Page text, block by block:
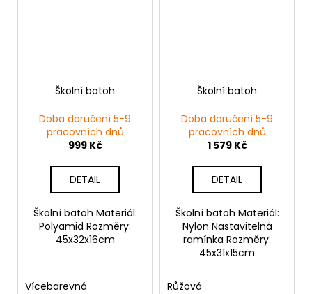
Školní batoh
Doba doručení 5-9
pracovních dnů
999 Kč
DETAIL
Školní batoh Materiál:
Polyamid Rozměry:
45x32x16cm
Vícebarevná
Školní batoh
Doba doručení 5-9
pracovních dnů
1 579 Kč
DETAIL
Školní batoh Materiál:
Nylon Nastavitelná
ramínka Rozměry:
45x31x15cm
Růžová